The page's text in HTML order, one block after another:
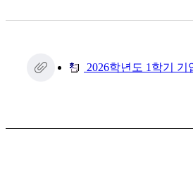
2026학년도 1학기